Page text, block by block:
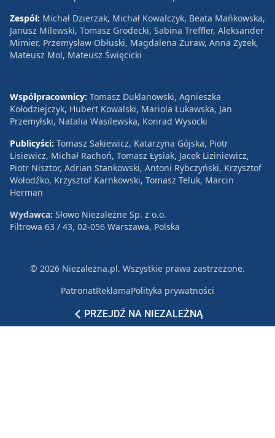
PRZEJDŹ NA NIEZALEŻNĄ
Zespół: Michał Dzierżak, Michał Kowalczyk, Beata Mańkowska,
Janusz Milewski, Tomasz Grodecki, Sabina Treffler, Aleksander
Mimier, Przemysław Obłuski, Magdalena Żuraw, Anna Zyzek,
Mateusz Mol, Mateusz Święcicki
Współpracownicy: Tomasz Duklanowski, Agnieszka
Kołodziejczyk, Hubert Kowalski, Mariola Łukawska, Jan
Przemyłski, Natalia Wasilewska, Konrad Wysocki
Publicyści: Tomasz Sakiewicz, Katarzyna Gójska, Piotr
Lisiewicz, Michał Rachoń, Tomasz Łysiak, Jacek Liziniewicz,
Piotr Nisztor, Adrian Stankowski, Antoni Rybczyński, Krzysztof
Wołodźko, Krzysztof Karnkowski, Tomasz Teluk, Marcin
Herman
Wydawca: Słowo Niezależne Sp. z o.o.
Filtrowa 63 / 43, 02-056 Warszawa, Polska
© 2026 Niezależna.pl. Wszystkie prawa zastrzeżone.
PatronatReklamaPolityka prywatności